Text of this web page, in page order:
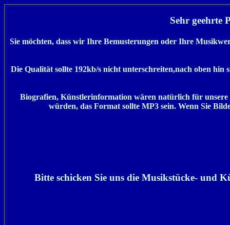
Sehr geehrte
Sie möchten, dass wir Ihre Bemusterungen oder Ihre
Die Qualität sollte 192kb/s nicht unterschreiten,nach oben
Biografien, Künstlerinformation wären natürlich für unsere
würden, das Format sollte MP3 sein. Wenn Sie
Bitte schicken Sie uns die Musikstücke- und